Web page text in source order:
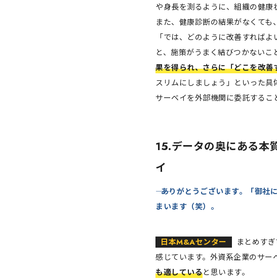
や身長を測るように、組織の健康
また、健康診断の結果がなくて
「では、どのように改善すれば
と、施策がうまく結びつかないこ
果を得られ、さらに「どこを改
スリムにしましょう」といった
サーベイを外部機関に委託するこ
15.データの奥にある本
イ
ありがとうございます。「御社
まいます（笑）。
日本M&Aセンター
まとめす
感じています。外資系企業のサー
も適していると思います。